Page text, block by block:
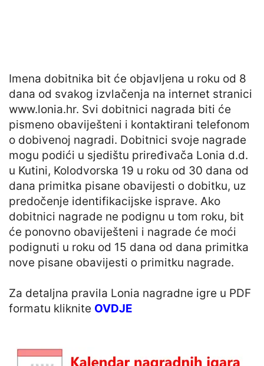
Imena dobitnika bit će objavljena u roku od 8
dana od svakog izvlačenja na internet stranici
www.lonia.hr. Svi dobitnici nagrada biti će
pismeno obaviješteni i kontaktirani telefonom
o dobivenoj nagradi. Dobitnici svoje nagrade
mogu podići u sjedištu priređivača Lonia d.d.
u Kutini, Kolodvorska 19 u roku od 30 dana od
dana primitka pisane obavijesti o dobitku, uz
predočenje identifikacijske isprave. Ako
dobitnici nagrade ne podignu u tom roku, bit
će ponovno obaviješteni i nagrade će moći
podignuti u roku od 15 dana od dana primitka
nove pisane obavijesti o primitku nagrade.
Za detaljna pravila Lonia nagradne igre u PDF
formatu kliknite OVDJE